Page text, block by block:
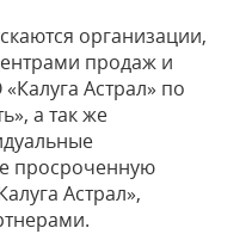
организации,
продаж и
Астрал» по
а так же
просроченную
Астрал»,